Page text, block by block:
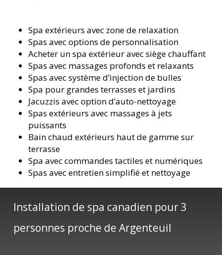
Spa extérieurs avec zone de relaxation
Spas avec options de personnalisation
Acheter un spa extérieur avec siège chauffant
Spas avec massages profonds et relaxants
Spas avec système d’injection de bulles
Spa pour grandes terrasses et jardins
Jacuzzis avec option d’auto-nettoyage
Spas extérieurs avec massages à jets
puissants
Bain chaud extérieurs haut de gamme sur
terrasse
Spa avec commandes tactiles et numériques
Spas avec entretien simplifié et nettoyage
Installation de spa canadien pour 3
personnes proche de Argenteuil